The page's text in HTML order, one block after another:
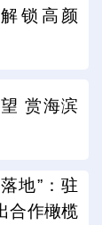
锁高颜
赏海滨
地”：驻
合作橄榄